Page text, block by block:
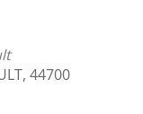
44700